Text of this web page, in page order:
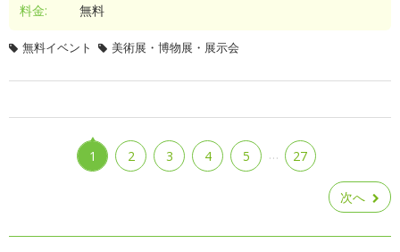
料金: 無料
無料イベント 美術展・博物展・展示会
1 2 3 4 5 … 27
次へ